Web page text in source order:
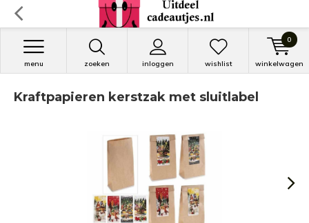
zoeken inloggen
menu wishlist winkelwagen
0
Kraftpapieren kerstzak met sluitlabel